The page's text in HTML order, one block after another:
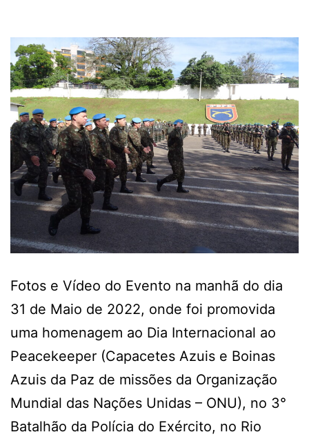
Fotos e Vídeo do Evento na manhã do dia
31 de Maio de 2022, onde foi promovida
uma homenagem ao Dia Internacional ao
Peacekeeper (Capacetes Azuis e Boinas
Azuis da Paz de missões da Organização
Mundial das Nações Unidas – ONU), no 3°
Batalhão da Polícia do Exército, no Rio